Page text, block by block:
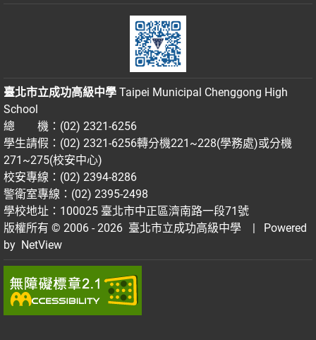
臺北市立成功高級中學 Taipei Municipal Chenggong High
School
總 機：(02) 2321-6256
學生請假：(02) 2321-6256轉分機221~228(學務處)或分機
271~275(校安中心)
校安專線：(02) 2394-8286
警衛室專線：(02) 2395-2498
學校地址：100025 臺北市中正區濟南路一段71號
版權所有 © 2006 - 2026 臺北市立成功高級中學
| Powered
by NetView